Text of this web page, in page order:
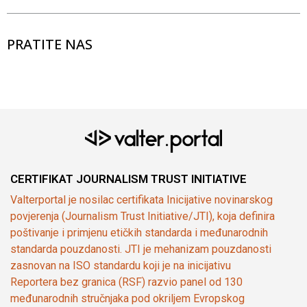
PRATITE NAS
CERTIFIKAT JOURNALISM TRUST INITIATIVE
Valterportal je nosilac certifikata Inicijative novinarskog
povjerenja (Journalism Trust Initiative/JTI), koja definira
poštivanje i primjenu etičkih standarda i međunarodnih
standarda pouzdanosti. JTI je mehanizam pouzdanosti
zasnovan na ISO standardu koji je na inicijativu
Reportera bez granica (RSF) razvio panel od 130
međunarodnih stručnjaka pod okriljem Evropskog